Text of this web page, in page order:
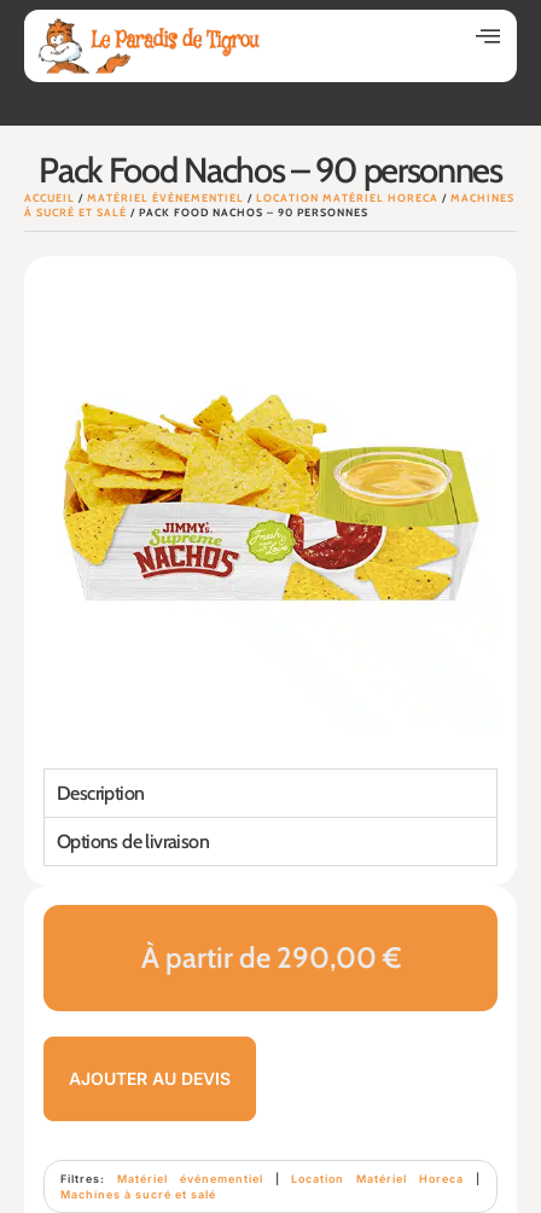
Pack Food Nachos – 90 personnes
ACCUEIL / MATÉRIEL ÉVÉNEMENTIEL / LOCATION MATÉRIEL HORECA / MACHINES
À SUCRÉ ET SALÉ / PACK FOOD NACHOS – 90 PERSONNES
À partir de 290,00 €
AJOUTER AU DEVIS
Filtres: Matériel événementiel |Location Matériel Horeca
Machines à sucré et salé
Description
Options de livraison